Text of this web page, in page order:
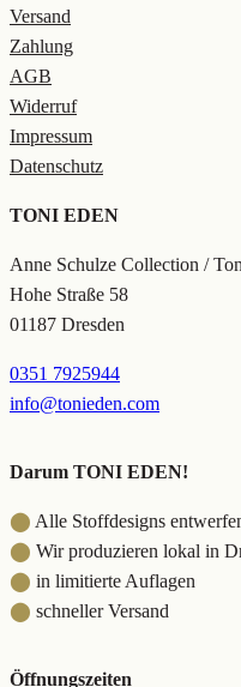
Versand
Zahlung
AGB
Widerruf
Impressum
Datenschutz
TONI EDEN
Anne Schulze Collection /
Hohe Straße 58
01187 Dresden
0351 7925944
info@tonieden.com
Darum TONI EDEN!
⬤ Alle Stoffdesigns
⬤ Wir produzieren lokal in
⬤ in limitierte Auflagen
⬤ schneller Versand
Öffnungszeiten